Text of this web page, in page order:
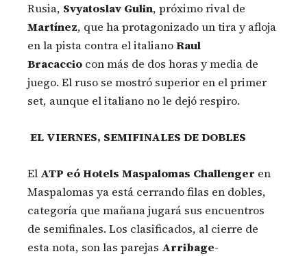
Rusia, Svyatoslav Gulin, próximo rival de
Martínez, que ha protagonizado un tira y afloja
en la pista contra el italianoRaul
Bracaccio con más de dos horas y media de
juego. El ruso se mostró superior en el primer
set, aunque el italiano no le dejó respiro.
EL VIERNES, SEMIFINALES DE DOBLES
El ATP eó Hotels Maspalomas Challenger en
Maspalomas ya está cerrando filas en dobles,
categoría que mañana jugará sus encuentros
de semifinales. Los clasificados, al cierre de
esta nota, son las parejas Arribage-